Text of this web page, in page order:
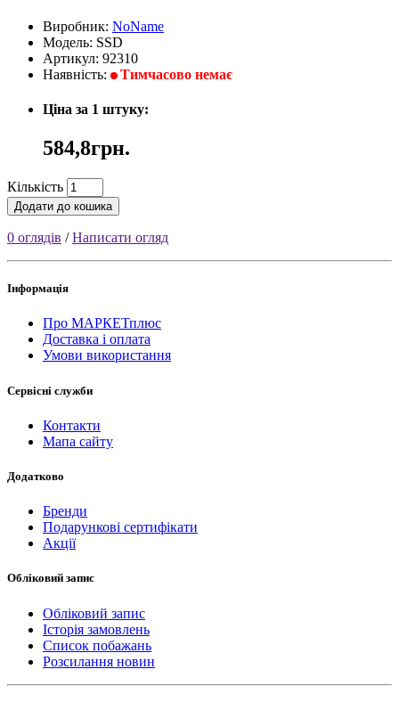
Виробник: NoName
Модель: SSD
Артикул: 92310
Наявність:
Тимчасово немає
Ціна за 1 штуку:
584,8грн.
Кількість
Додати до кошика
0 оглядів /Написати огляд
Інформація
Про МАРКЕТплюс
Доставка і оплата
Умови використання
Сервісні служби
Контакти
Мапа сайту
Додатково
Бренди
Подарункові сертифікати
Акції
Обліковий запис
Обліковий запис
Історія замовлень
Список побажань
Розсилання новин